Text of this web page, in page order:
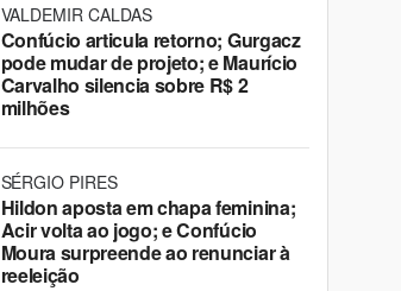
VALDEMIR CALDAS
Confúcio articula retorno; Gurgacz
pode mudar de projeto; e Maurício
Carvalho silencia sobre R$ 2
milhões
SÉRGIO PIRES
Hildon aposta em chapa feminina;
Acir volta ao jogo; e Confúcio
Moura surpreende ao renunciar à
reeleição